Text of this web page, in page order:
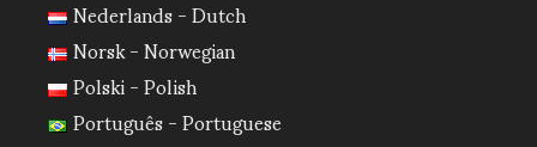
Nederlands - Dutch
Norsk - Norwegian
Polski - Polish
Português - Portuguese